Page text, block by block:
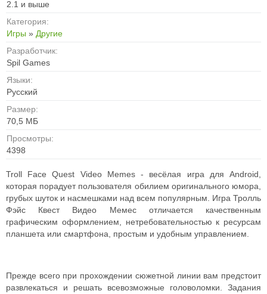
2.1 и выше
Категория:
Игры » Другие
Разработчик:
Spil Games
Языки:
Русский
Размер:
70,5 МБ
Просмотры:
4398
Troll Face Quest Video Memes - весёлая игра для Android,
которая порадует пользователя обилием оригинального юмора,
грубых шуток и насмешками над всем популярным. Игра Тролль
Фэйс Квест Видео Мемес отличается качественным
графическим оформлением, нетребовательностью к ресурсам
планшета или смартфона, простым и удобным управлением.
Прежде всего при прохождении сюжетной линии вам предстоит
развлекаться и решать всевозможные головоломки. Задания